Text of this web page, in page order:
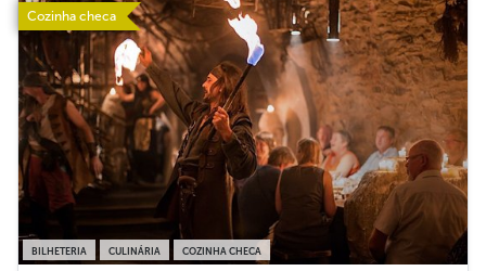
Cozinha checa
BILHETERIA CULINÁRIA COZINHA CHECA